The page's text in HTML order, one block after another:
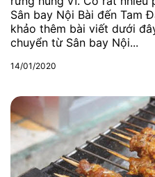
Sân bay Nội Bài đến Tam
khảo thêm bài viết dưới
chuyển từ Sân bay Nội...
14/01/2020